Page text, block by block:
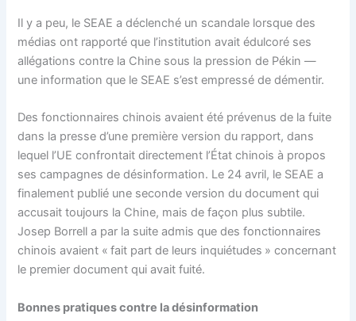
Il y a peu, le SEAE a déclenché un scandale lorsque des
médias ont rapporté que l’institution avait édulcoré ses
allégations contre la Chine sous la pression de Pékin —
une information que le SEAE s’est empressé de démentir.
Des fonctionnaires chinois avaient été prévenus de la fuite
dans la presse d’une première version du rapport, dans
lequel l’UE confrontait directement l’État chinois à propos
ses campagnes de désinformation. Le 24 avril, le SEAE a
finalement publié une seconde version du document qui
accusait toujours la Chine, mais de façon plus subtile.
Josep Borrell a par la suite admis que des fonctionnaires
chinois avaient « fait part de leurs inquiétudes » concernant
le premier document qui avait fuité.
Bonnes pratiques contre la désinformation